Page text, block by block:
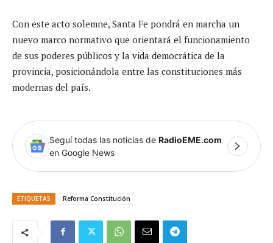
Con este acto solemne, Santa Fe pondrá en marcha un
nuevo marco normativo que orientará el funcionamiento
de sus poderes públicos y la vida democrática de la
provincia, posicionándola entre las constituciones más
modernas del país.
Seguí todas las noticias de RadioEME.com
en Google News
ETIQUETAS Reforma Constitución